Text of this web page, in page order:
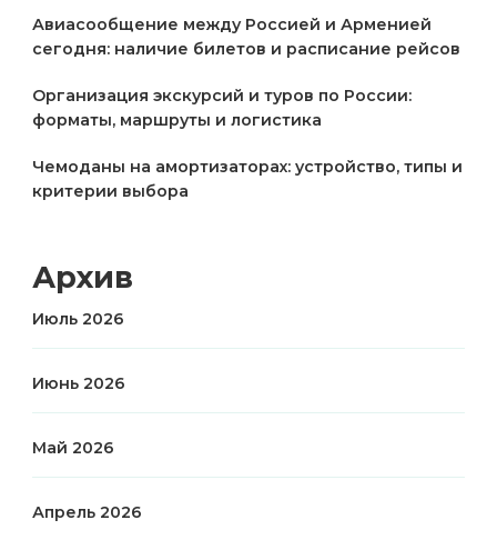
Авиасообщение между Россией и Арменией
сегодня: наличие билетов и расписание рейсов
Организация экскурсий и туров по России:
форматы, маршруты и логистика
Чемоданы на амортизаторах: устройство, типы и
критерии выбора
Архив
Июль 2026
Июнь 2026
Май 2026
Апрель 2026